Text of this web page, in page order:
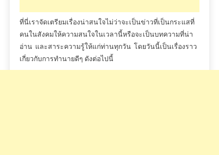
ที่นี่เราจัดเตรียมเรื่องน่าสนใจไม่ว่าจะเป็นข่าวที่เป็นกระแสที่
คนในสังคมให้ความสนใจในเวลานี้หรือจะเป็นบทความที่น่า
อ่าน และสาระความรู้ให้แก่ท่านทุกวัน โดยวันนี้เป็นเรื่องราว
เกี่ยวกับการทำนายดีๆ ดังต่อไปนี้